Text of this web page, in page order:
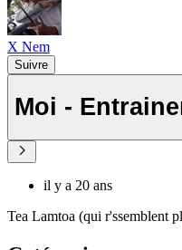
X Nem
Suivre
Moi -
il y a 20 ans
Tea Lamtoa (qui r'ssemblent